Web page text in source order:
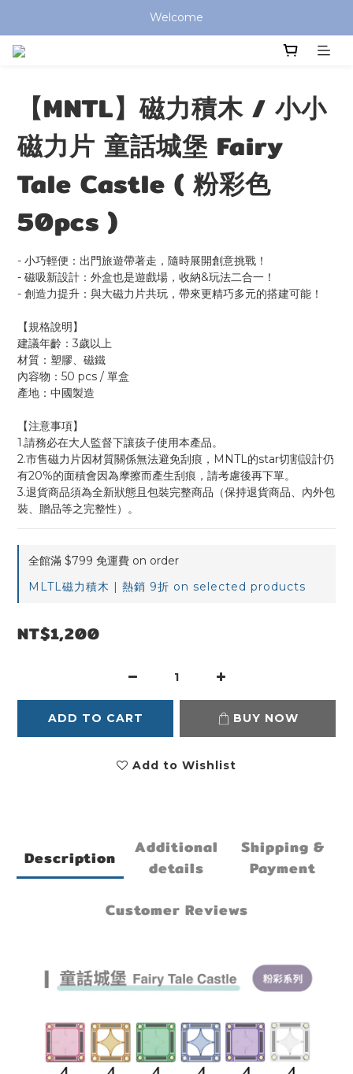
全館滿 $799 免運費 (僅提供台灣本島區域，外島地區請洽客服)
Welcome
全館滿 $799 免運費 (僅提供台灣本島區域，外島地區請洽客服)
【MNTL】磁力積木 / 小小
磁力片 童話城堡 Fairy
Tale Castle ( 粉彩色
50pcs )
- 小巧輕便：出門旅遊帶著走，隨時展開創意挑戰！
- 磁吸新設計：外盒也是遊戲場，收納&玩法二合一！
- 創造力提升：與大磁力片共玩，帶來更精巧多元的搭建可能！
【規格說明】
建議年齡：3歲以上
材質：塑膠、磁鐵
內容物：50 pcs / 單盒
產地：中國製造
【注意事項】
1.請務必在大人監督下讓孩子使用本產品。
2.市售磁力片因材質關係無法避免刮痕，MNTL的star切割設計仍
有20%的面積會因為摩擦而產生刮痕，請考慮後再下單。
3.退貨商品須為全新狀態且包裝完整商品（保持退貨商品、內外包
裝、贈品等之完整性）。
全館滿 $799 免運費 on order
MLTL磁力積木 | 熱銷 9折 on selected products
NT$1,200
ADD TO CART BUY NOW
Add to Wishlist
Description
Additional
details
Shipping &
Payment
Customer Reviews